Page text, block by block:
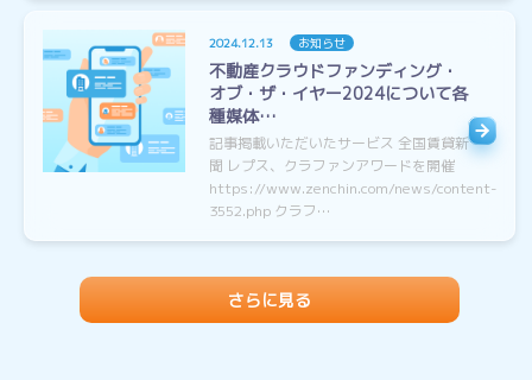
2024.12.13 お知らせ
不動産クラウドファンディング・
オブ・ザ・イヤー2024について各
種媒体…
記事掲載いただいたサービス 全国賃貸新
聞 レプス、クラファンアワードを開催
https://www.zenchin.com/news/content-
3552.php クラフ…
さらに見る